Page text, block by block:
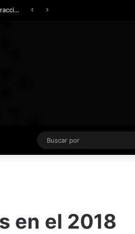
en el 2018